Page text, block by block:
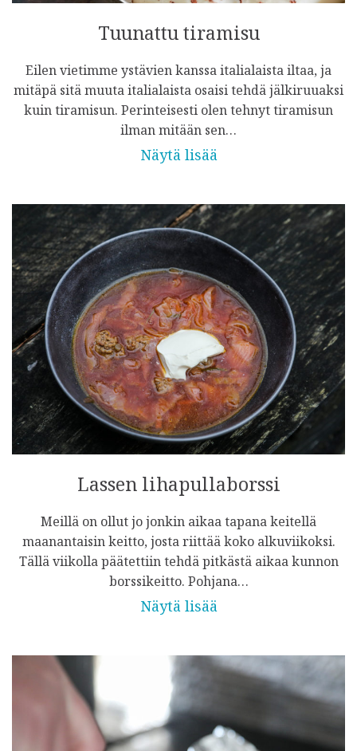
Tuunattu tiramisu
Eilen vietimme ystävien kanssa italialaista iltaa, ja
mitäpä sitä muuta italialaista osaisi tehdä jälkiruuaksi
kuin tiramisun. Perinteisesti olen tehnyt tiramisun
ilman mitään sen…
Näytä lisää
Lassen lihapullaborssi
Meillä on ollut jo jonkin aikaa tapana keitellä
maanantaisin keitto, josta riittää koko alkuviikoksi.
Tällä viikolla päätettiin tehdä pitkästä aikaa kunnon
borssikeitto. Pohjana…
Näytä lisää